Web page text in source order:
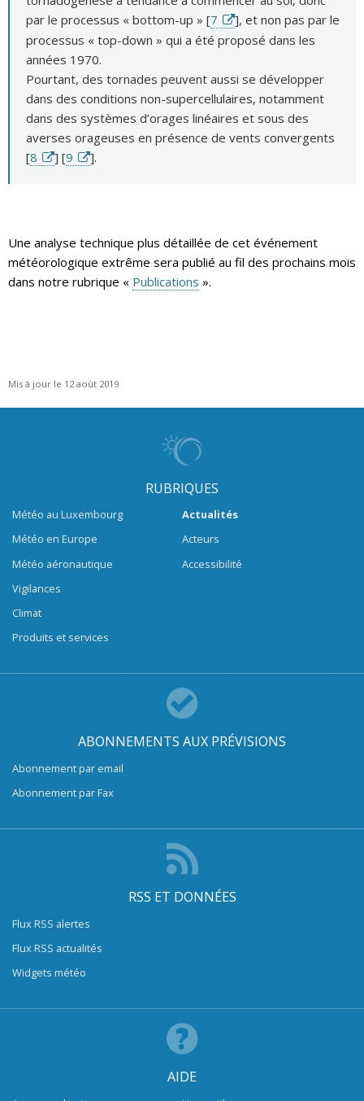
par le processus « bottom-up » [7
], et non pas par le
processus « top-down » qui a été proposé dans les
années 1970.
Pourtant, des tornades peuvent aussi se développer
dans des conditions non-supercellulaires, notamment
dans des systèmes d’orages linéaires et sous des
averses orageuses en présence de vents convergents
[8 ] [9 ].
Une analyse technique plus détaillée de cet événement
météorologique extrême sera publié au fil des prochains mois
dans notre rubrique « Publications ».
Mis à jour le 12 août 2019
RUBRIQUES
Météo au Luxembourg
Météo en Europe
Météo aéronautique
Vigilances
Climat
Produits et services
Actualités
Acteurs
Accessibilité
ABONNEMENTS AUX PRÉVISIONS
Abonnement par email
Abonnement par Fax
RSS ET DONNÉES
Flux RSS alertes
Flux RSS actualités
Widgets météo
AIDE